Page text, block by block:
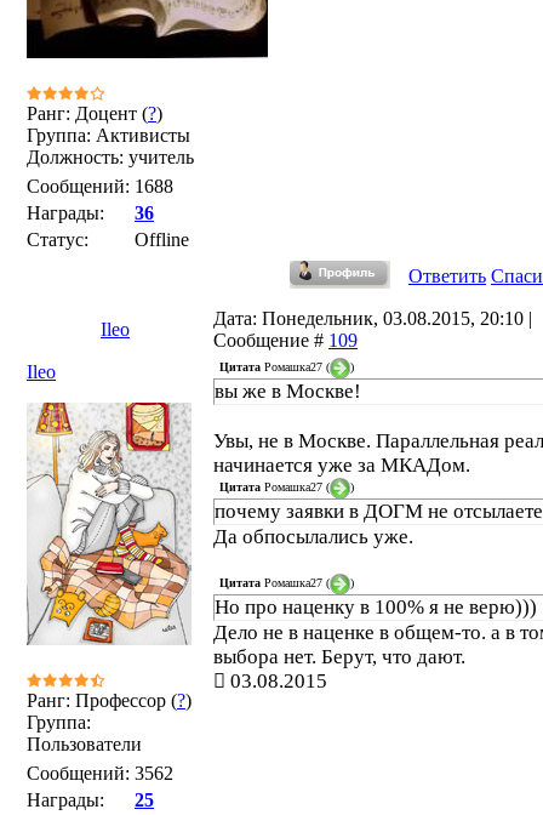
Ранг: Доцент (?)
Группа: Активисты
Должность: учитель
Сообщений: 1688
Награды:
36
Статус:
Offline
Ответить
Ileo
Дата: Понедельник, 03.08.2015, 20:10 |
Сообщение # 109
Ileo
Ранг: Профессор (?)
Группа:
Пользователи
Сообщений: 3562
Награды:
25
Цитата Ромашка27 ( )
вы же в Москве!
Увы, не в Москве. Параллельная
начинается уже за МКАДом.
Цитата Ромашка27 ( )
почему заявки в ДОГМ не
Да обпосылались уже.
Цитата Ромашка27 ( )
Но про наценку в 100% я не верю)))
Дело не в наценке в общем-то. а в
выбора нет. Берут, что дают.
03.08.2015